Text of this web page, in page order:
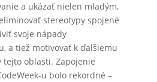
a ukázať nielen mladým,
stereotypy spojené
svoje nápady
a tiež motivovať k ďalšiemu
tejto oblasti. Zapojenie
u bolo rekordné –